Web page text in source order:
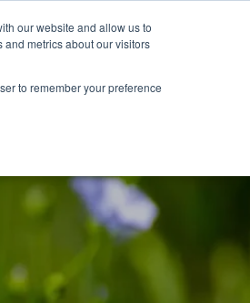
our website and allow us to
metrics about our visitors
to remember your preference